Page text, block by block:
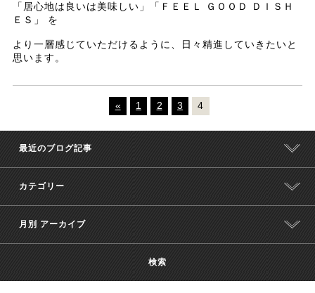
「居心地は良いは美味しい」「ＦＥＥＬ ＧＯＯＤ ＤＩＳＨ
ＥＳ」 を
より一層感じていただけるように、日々精進していきたいと
思います。
« 1 2 3 4
最近のブログ記事
カテゴリー
月別 アーカイブ
検索